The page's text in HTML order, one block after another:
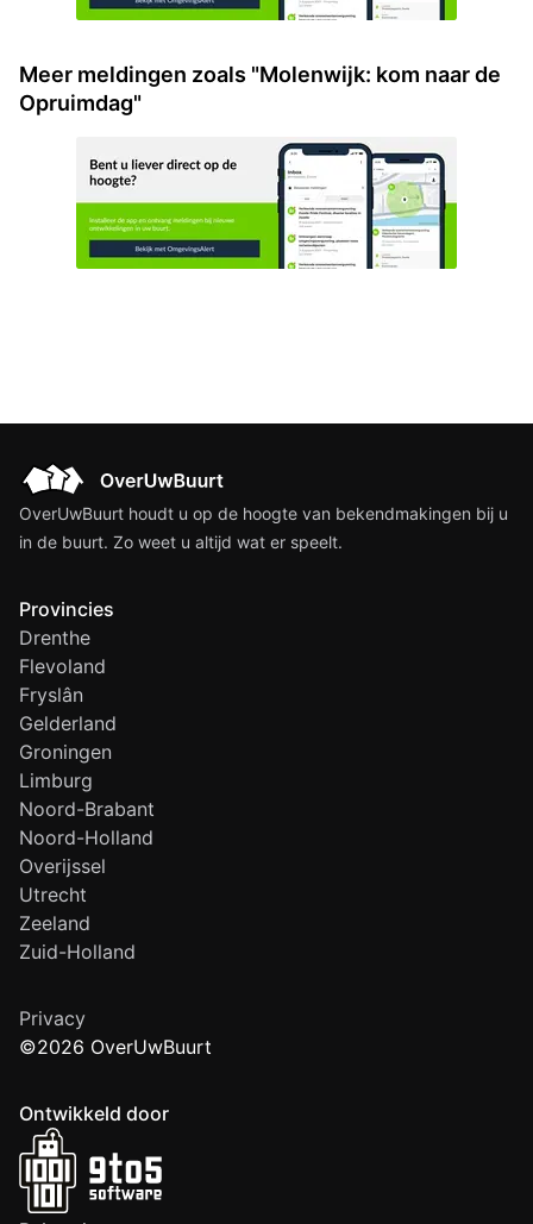
Meer meldingen zoals "Molenwijk: kom naar de
Opruimdag"
OverUwBuurt houdt u op de hoogte van bekendmakingen bij u
in de buurt. Zo weet u altijd wat er speelt.
Provincies
Drenthe
Flevoland
Fryslân
Gelderland
Groningen
Limburg
Noord-Brabant
Noord-Holland
Overijssel
Utrecht
Zeeland
Zuid-Holland
Privacy
©2026 OverUwBuurt
Ontwikkeld door